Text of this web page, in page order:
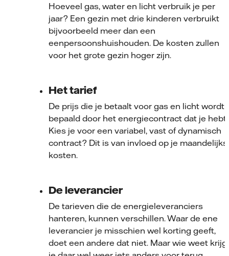
Hoeveel gas, water en licht verbruik je per
jaar? Een gezin met drie kinderen verbruikt
bijvoorbeeld meer dan een
eenpersoonshuishouden. De kosten zullen
voor het grote gezin hoger zijn.
Het tarief
De prijs die je betaalt voor gas en licht wordt
bepaald door het energiecontract dat je hebt.
Kies je voor een variabel, vast of dynamisch
contract? Dit is van invloed op je
kosten.
De leverancier
De tarieven die de energieleveranciers
hanteren, kunnen verschillen. Waar de ene
leverancier je misschien wel korting geeft,
doet een andere dat niet. Maar wie weet krijg